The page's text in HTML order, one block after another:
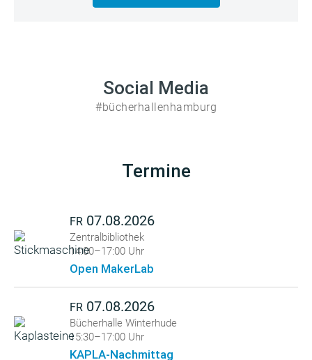
Social Media
#bücherhallenhamburg
Termine
FR 07.08.2026
Zentralbibliothek
14:00–17:00 Uhr
Open MakerLab
FR 07.08.2026
Bücherhalle Winterhude
15:30–17:00 Uhr
KAPLA-Nachmittag